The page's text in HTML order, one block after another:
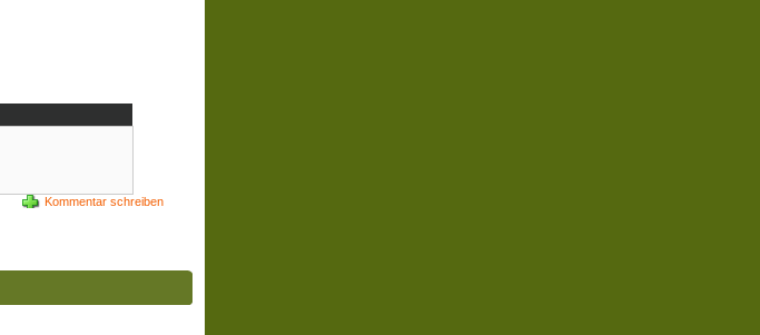
Kommentar schreiben